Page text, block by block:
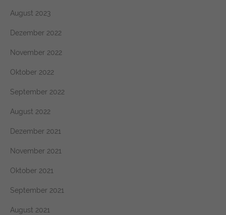
August 2023
Dezember 2022
November 2022
Oktober 2022
September 2022
August 2022
Dezember 2021
November 2021
Oktober 2021
September 2021
August 2021